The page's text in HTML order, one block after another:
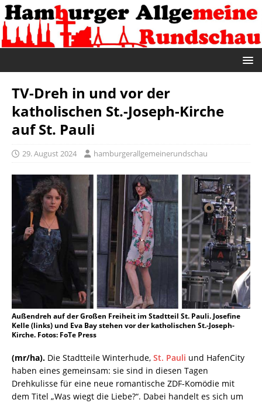
TV-Dreh in und vor der
katholischen St.-Joseph-Kirche
auf St. Pauli
29. August 2024 hamburgerallgemeinerundschau
Außendreh auf der Großen Freiheit im Stadtteil St. Pauli. Josefine
Kelle (links) und Eva Bay stehen vor der katholischen St.-Joseph-
Kirche. Fotos: FoTe Press
(mr/ha). Die Stadtteile Winterhude, St. Pauli und HafenCity
haben eines gemeinsam: sie sind in diesen Tagen
Drehkulisse für eine neue romantische ZDF-Komödie mit
dem Titel „Was wiegt die Liebe?“. Dabei handelt es sich um